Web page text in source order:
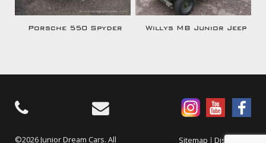
Porsche 550 Spyder Willys MB Junior Jeep
©2026 Junior Dream Cars. All Sitemap | Disclaimer